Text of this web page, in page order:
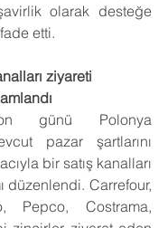
olarak desteğe
etti.
ziyareti
günü Polonya
pazar şartlarını
bir satış kanalları
düzenlendi. Carrefour,
Pepco, Costrama,